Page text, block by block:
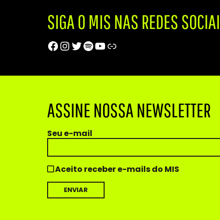
SIGA O MIS NAS REDES
Facebook
Instagram
Twitter
Spotify
Youtube
Trip Advisor
ASSINE NOSSA NEWSLETTER
Seu e-mail
Aceito receber e-mails do MIS